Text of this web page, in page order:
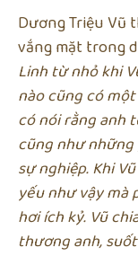
Dương Triệu Vũ
vắng mặt trong
Linh từ nhỏ khi
nào cũng có
có nói rằng anh
cũng như
sự nghiệp. Khi
yếu như vậy mà
hơi ích kỷ. Vũ
thương anh,